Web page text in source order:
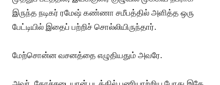
விண்ணைபிளக்கும். அது நிச்சயமாக Provocation
அல்ல.
அப்படியே பார்த்தாலும், அவர் சினிமாவிலும் சரி, நிஜ
வாழ்க்கையிலும் சரி ஒரே மாதிரி consistentஆகத் தான்
சொல்லிக்கொண்டிருக்கிறார்.